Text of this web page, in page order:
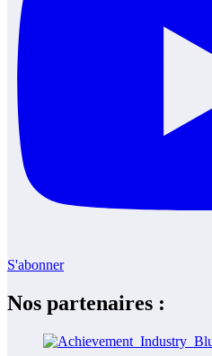
S'abonner
Nos partenaires :